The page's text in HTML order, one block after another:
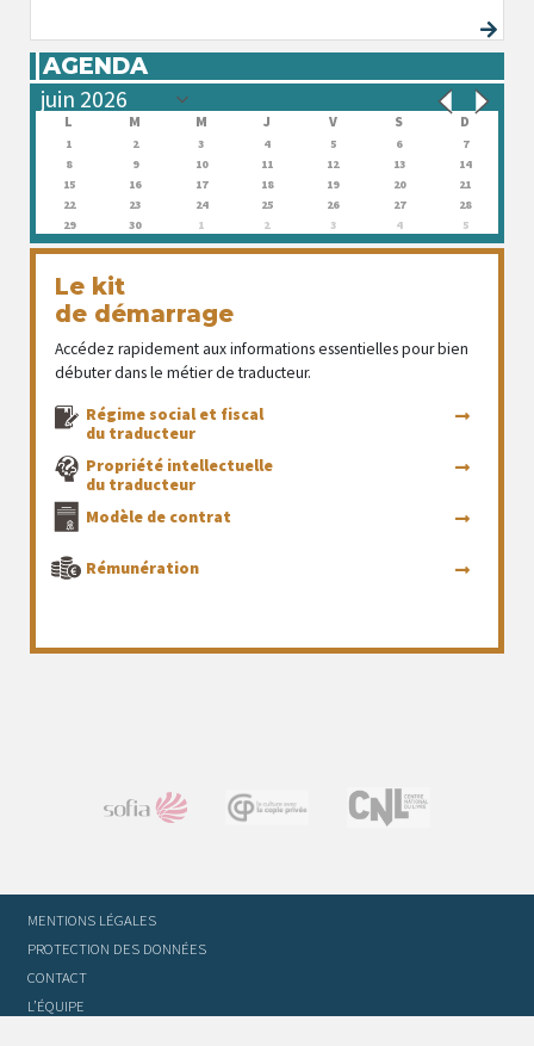
AGENDA
L M M J V S D
1 2 3 4 5 6
7
8
9 10 11 12 13
14
15
16 17 18 19 20
21
22
23 24 25 26 27
28
29
30 1 2 3 4 5
Le kit
de démarrage
Accédez rapidement aux informations essentielles pour bien
débuter dans le métier de traducteur.
Régime social et fiscal
du traducteur
Propriété intellectuelle
du traducteur
Modèle de contrat
Rémunération
MENTIONS LÉGALES
PROTECTION DES DONNÉES
CONTACT
L’ÉQUIPE